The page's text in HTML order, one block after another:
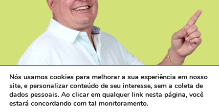
Nós usamos cookies para melhorar a sua experiência em nosso
site, e personalizar conteúdo de seu interesse, sem a coleta de
dados pessoais. Ao clicar em qualquer link nesta página, você
estará concordando com tal monitoramento.